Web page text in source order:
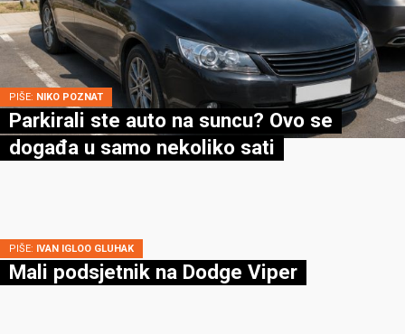
PIŠE: NIKO POZNAT
Parkirali ste auto na suncu? Ovo se
događa u samo nekoliko sati
PIŠE: IVAN IGLOO GLUHAK
Mali podsjetnik na Dodge Viper